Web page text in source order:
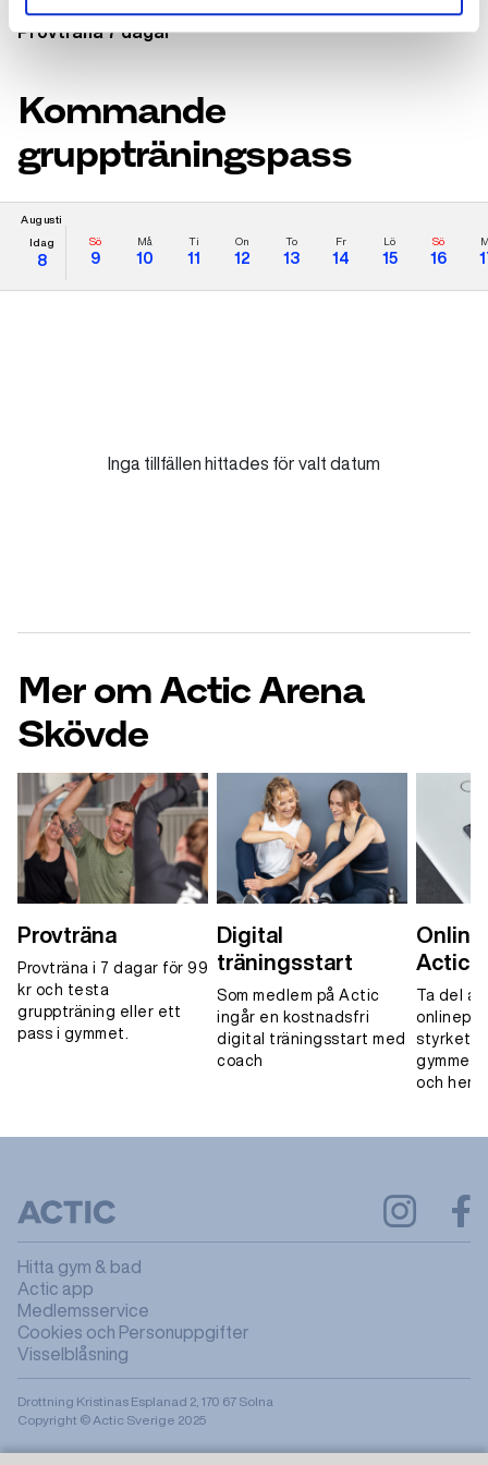
Provträna 7 dagar
Kommande
gruppträningspass
Augusti
Idag
8
Sö
9
Må
10
Ti
11
On
12
To
13
Fr
14
Lö
15
Sö
16
Inga tillfällen hittades för valt datum
Mer om Actic Arena
Skövde
Provträna
Provträna i 7 dagar för 99
kr och testa
gruppträning eller ett
pass i gymmet.
Digital
träningsstart
Som medlem på Actic
ingår en kostnadsfri
digital träningsstart med
coach
Actic
Ta del
gymmet,
och
Hitta gym & bad
Actic app
Medlemsservice
Cookies och Personuppgifter
Visselblåsning
Drottning Kristinas Esplanad 2, 170 67 Solna
Copyright © Actic Sverige 2025